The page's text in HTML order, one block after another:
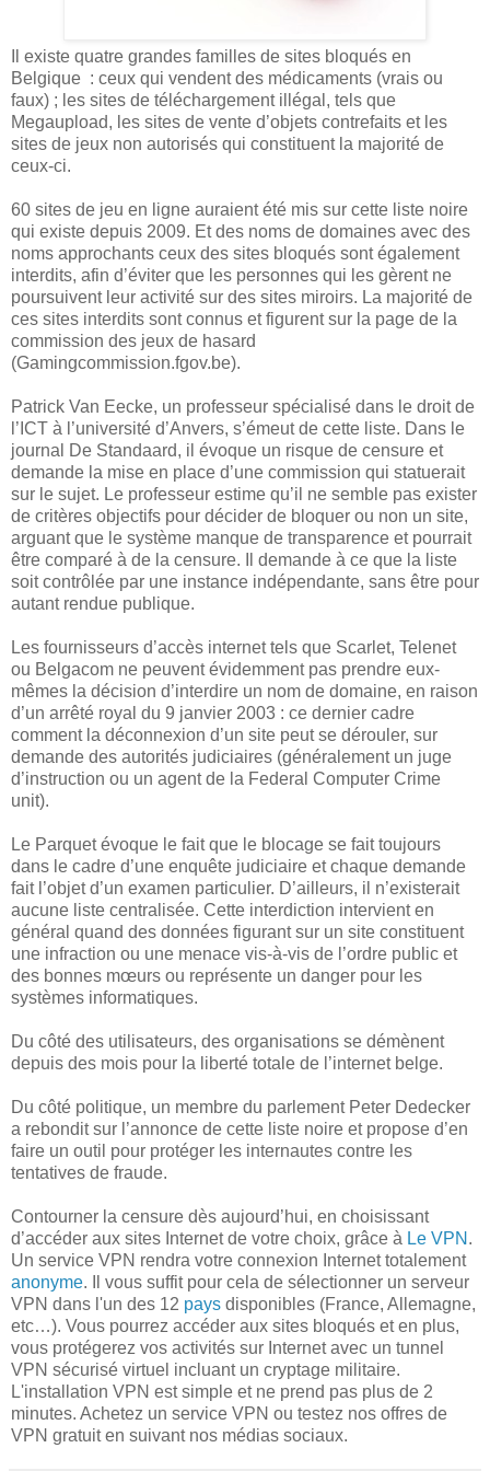
Il existe quatre grandes familles de sites bloqués en
Belgique : ceux qui vendent des médicaments (vrais ou
faux) ; les sites de téléchargement illégal, tels que
Megaupload, les sites de vente d’objets contrefaits et les
sites de jeux non autorisés qui constituent la majorité de
ceux-ci.
60 sites de jeu en ligne auraient été mis sur cette liste noire
qui existe depuis 2009. Et des noms de domaines avec des
noms approchants ceux des sites bloqués sont également
interdits, afin d’éviter que les personnes qui les gèrent ne
poursuivent leur activité sur des sites miroirs. La majorité de
ces sites interdits sont connus et figurent sur la page de la
commission des jeux de hasard
(Gamingcommission.fgov.be).
Patrick Van Eecke, un professeur spécialisé dans le droit de
l’ICT à l’université d’Anvers, s’émeut de cette liste. Dans le
journal De Standaard, il évoque un risque de censure et
demande la mise en place d’une commission qui statuerait
sur le sujet. Le professeur estime qu’il ne semble pas exister
de critères objectifs pour décider de bloquer ou non un site,
arguant que le système manque de transparence et pourrait
être comparé à de la censure. Il demande à ce que la liste
soit contrôlée par une instance indépendante, sans être pour
autant rendue publique.
Les fournisseurs d’accès internet tels que Scarlet, Telenet
ou Belgacom ne peuvent évidemment pas prendre eux-
mêmes la décision d’interdire un nom de domaine, en raison
d’un arrêté royal du 9 janvier 2003 : ce dernier cadre
comment la déconnexion d’un site peut se dérouler, sur
demande des autorités judiciaires (généralement un juge
d’instruction ou un agent de la Federal Computer Crime
unit).
Le Parquet évoque le fait que le blocage se fait toujours
dans le cadre d’une enquête judiciaire et chaque demande
fait l’objet d’un examen particulier. D’ailleurs, il n’existerait
aucune liste centralisée. Cette interdiction intervient en
général quand des données figurant sur un site constituent
une infraction ou une menace vis-à-vis de l’ordre public et
des bonnes mœurs ou représente un danger pour les
systèmes informatiques.
Du côté des utilisateurs, des organisations se démènent
depuis des mois pour la liberté totale de l’internet belge.
Du côté politique, un membre du parlement Peter Dedecker
a rebondit sur l’annonce de cette liste noire et propose d’en
faire un outil pour protéger les internautes contre les
tentatives de fraude.
Contourner la censure dès aujourd’hui, en choisissant
d’accéder aux sites Internet de votre choix, grâce à Le VPN .
Un service VPN rendra votre connexion Internet totalement
anonyme. Il vous suffit pour cela de sélectionner un serveur
VPN dans l'un des 12 pays disponibles (France, Allemagne,
etc…). Vous pourrez accéder aux sites bloqués et en plus,
vous protégerez vos activités sur Internet avec un tunnel
VPN sécurisé virtuel incluant un cryptage militaire.
L'installation VPN est simple et ne prend pas plus de 2
minutes. Achetez un service VPN ou testez nos offres de
VPN gratuit en suivant nos médias sociaux.